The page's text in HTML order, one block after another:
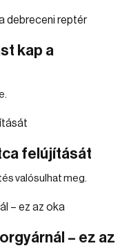
kap a
felújítását
valósulhat meg.
– ez az